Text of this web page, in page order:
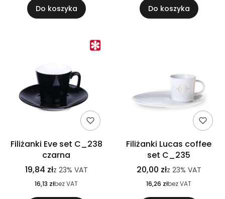
Do koszyka Do koszyka
Filiżanki Eve set C_238
czarna
19,84 złz 23% VAT
16,13 złbez VAT
Filiżanki Lucas coffee
set C_235
20,00 złz 23% VAT
16,26 złbez VAT